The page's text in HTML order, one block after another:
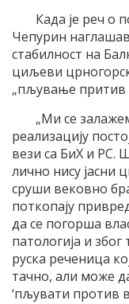
Када је реч о
Чепурин
стабилност на
циљеви
„пљување притив
„Ми се
реализацију
вези са БиХ и РС.
лично нису јасни
сруши вековно
поткопају
да се погорша
патологија и због
руска реченица
тачно, али може
‘пљувати против